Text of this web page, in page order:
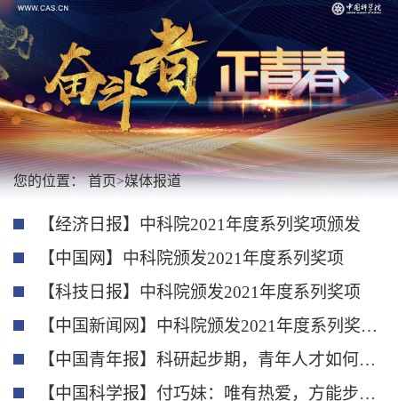
您的位置：首页>媒体报道
【经济日报】中科院2021年度系列奖项颁发
【中国网】中科院颁发2021年度系列奖项
【科技日报】中科院颁发2021年度系列奖项
【中国新闻网】中科院颁发2021年度系列奖项 10人获青年科学家奖
【中国青年报】科研起步期，青年人才如何脱颖而出
【中国科学报】付巧妹：唯有热爱，方能步履不停